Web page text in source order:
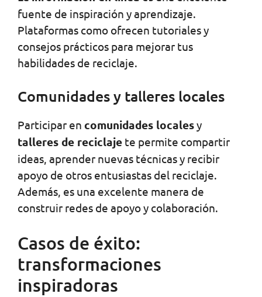
fuente de inspiración y aprendizaje.
Plataformas como ofrecen tutoriales y
consejos prácticos para mejorar tus
habilidades de reciclaje.
Comunidades y talleres locales
Participar en comunidades localesy
talleres de reciclaje te permite compartir
ideas, aprender nuevas técnicas y recibir
apoyo de otros entusiastas del reciclaje.
Además, es una excelente manera de
construir redes de apoyo y colaboración.
Casos de éxito:
transformaciones
inspiradoras